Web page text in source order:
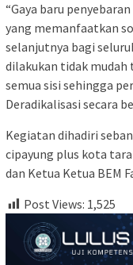
“Gaya baru
yang memanfaatkan
selanjutnya bagi
dilakukan tidak mudah
semua sisi sehingga
Deradikalisasi secara
Kegiatan dihadiri
cipayung plus kota
dan Ketua Ketua BEM
Post Views: 1,525